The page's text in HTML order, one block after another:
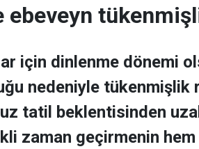
ebeveyn
için dinlenme dönemi
nedeniyle
tatil beklentisinden
zaman geçirmenin hem